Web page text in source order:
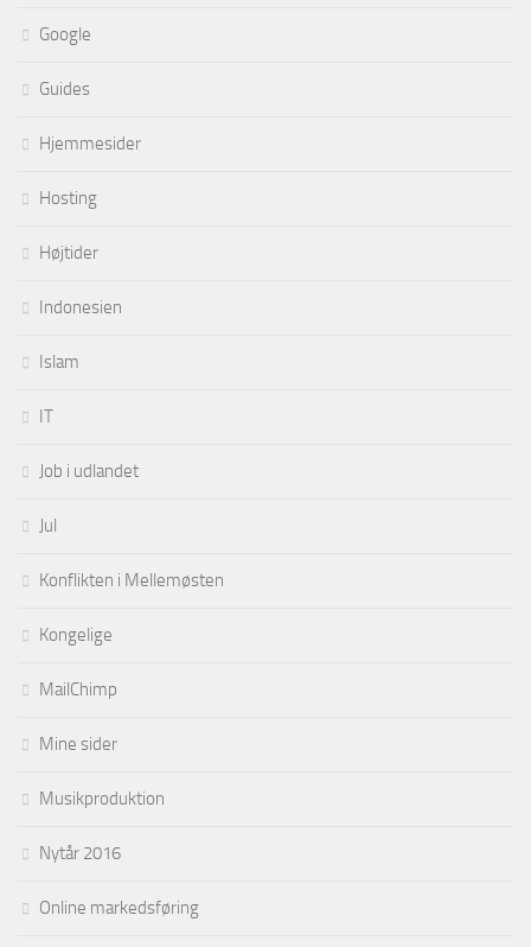
Google
Guides
Hjemmesider
Hosting
Højtider
Indonesien
Islam
IT
Job i udlandet
Jul
Konflikten i Mellemøsten
Kongelige
MailChimp
Mine sider
Musikproduktion
Nytår 2016
Online markedsføring